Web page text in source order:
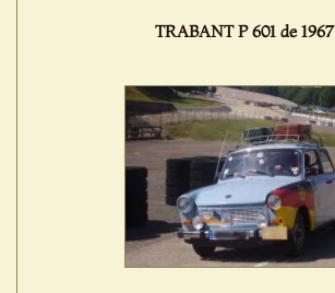
TRABANT P 601 de 1967